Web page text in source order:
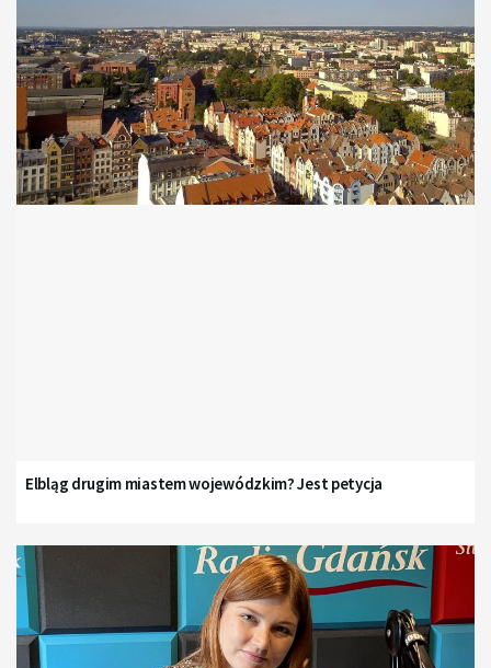
Elbląg drugim miastem wojewódzkim? Jest petycja